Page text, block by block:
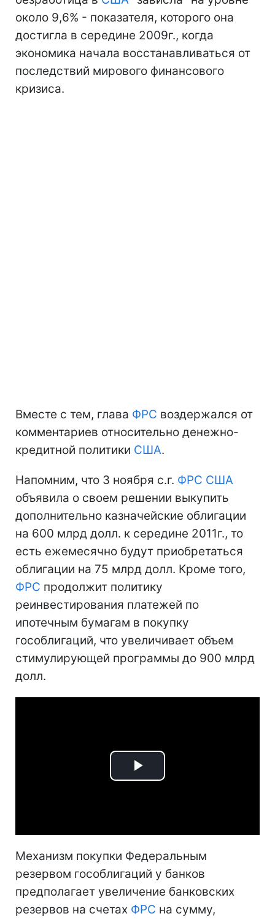
около 9,6% - показателя, которого она
достигла в середине 2009г., когда
экономика начала восстанавливаться от
последствий мирового финансового
кризиса.
Вместе с тем, глава ФРС воздержался от
комментариев относительно денежно-
кредитной политики США.
Напомним, что 3 ноября с.г. ФРС США
объявила о своем решении выкупить
дополнительно казначейские облигации
на 600 млрд долл. к середине 2011г., то
есть ежемесячно будут приобретаться
облигации на 75 млрд долл. Кроме того,
ФРС продолжит политику
реинвестирования платежей по
ипотечным бумагам в покупку
гособлигаций, что увеличивает объем
стимулирующей программы до 900 млрд
долл.
Play
Механизм покупки Федеральным
резервом гособлигаций у банков
предполагает увеличение банковских
резервов на счетах ФРС на сумму,